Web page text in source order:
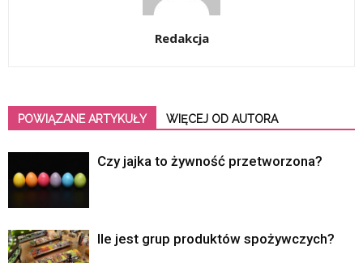
Redakcja
POWIĄZANE ARTYKUŁY WIĘCEJ OD AUTORA
Czy jajka to żywność przetworzona?
Ile jest grup produktów spożywczych?